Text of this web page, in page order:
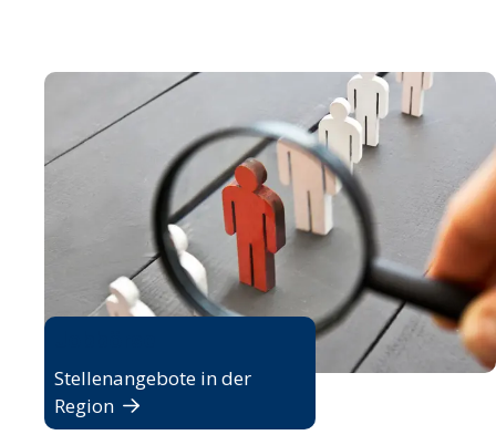
Stellenangebote in der
Region